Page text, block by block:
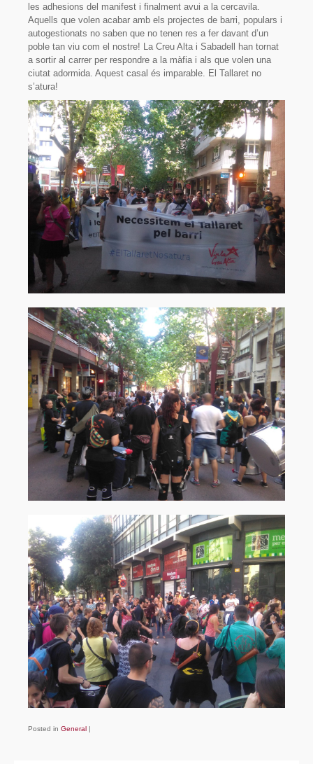
les adhesions del manifest i finalment avui a la cercavila.
Aquells que volen acabar amb els projectes de barri, populars i
autogestionats no saben que no tenen res a fer davant d’un
poble tan viu com el nostre! La Creu Alta i Sabadell han tornat
a sortir al carrer per respondre a la màfia i als que volen una
ciutat adormida. Aquest casal és imparable. El Tallaret no
s’atura!
Posted in General |